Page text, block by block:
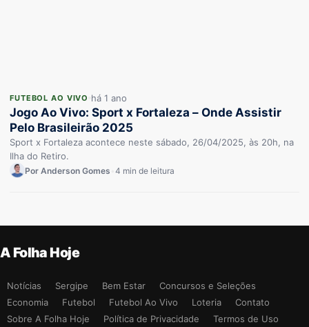
FUTEBOL AO VIVO há 1 ano
Jogo Ao Vivo: Sport x Fortaleza – Onde Assistir
Pelo Brasileirão 2025
Sport x Fortaleza acontece neste sábado, 26/04/2025, às 20h, na
Ilha do Retiro.
Por Anderson Gomes 4 min de leitura
A Folha Hoje
Notícias Sergipe Bem Estar
Concursos e Seleções
Economia
Futebol Futebol Ao Vivo Loteria
Contato
Sobre A Folha Hoje
Política de Privacidade Termos de Uso